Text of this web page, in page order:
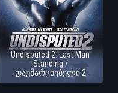
Undisputed 2: Last Man
Standing /
დაუმარცხებელი 2